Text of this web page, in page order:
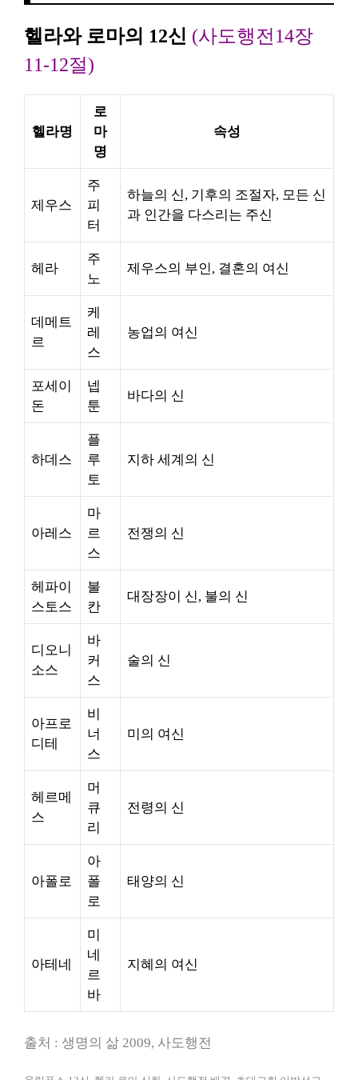
헬라와 로마의 12신 (사도행전14장
11-12절)
헬라명
로
마
명
속성
제우스
주
피
터
하늘의 신, 기후의 조절자, 모든 신
과 인간을 다스리는 주신
헤라
주
노
제우스의 부인, 결혼의 여신
데메트
르
케
레
스
농업의 여신
포세이
돈
넵
툰
바다의 신
하데스
플
루
토
지하 세계의 신
아레스
마
르
스
전쟁의 신
헤파이
스토스
불
칸
대장장이 신, 불의 신
디오니
소스
바
커
스
술의 신
아프로
디테
비
너
스
미의 여신
헤르메
스
머
큐
리
전령의 신
아폴로
아
폴
로
태양의 신
아테네
미
네
르
바
지혜의 여신
출처 : 생명의 삶 2009, 사도행전